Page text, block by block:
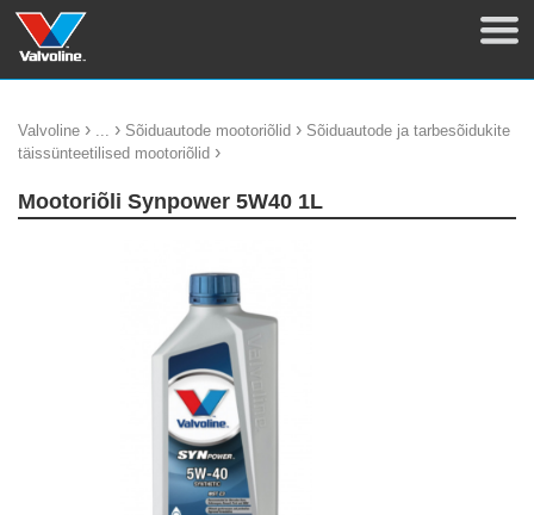
Valvoline › ... › Sõiduautode mootoriõlid › Sõiduautode ja tarbesõidukite
täissünteetilised mootoriõlid ›
Mootoriõli Synpower 5W40 1L